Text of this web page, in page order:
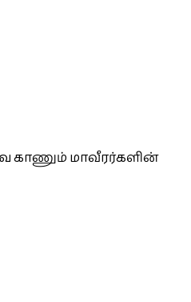
மாவீரர்களின்